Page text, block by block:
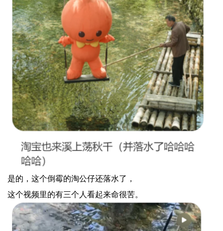
是的，这个倒霉的淘公仔还落水了，
这个视频里的有三个人看起来命很苦。